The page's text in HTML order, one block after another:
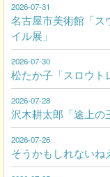
2026-07-31
名古屋市美術館「ス
イル展」
2026-07-30
松たか子「スロウト
2026-07-28
沢木耕太郎「途上の
2026-07-26
そうかもしれないね